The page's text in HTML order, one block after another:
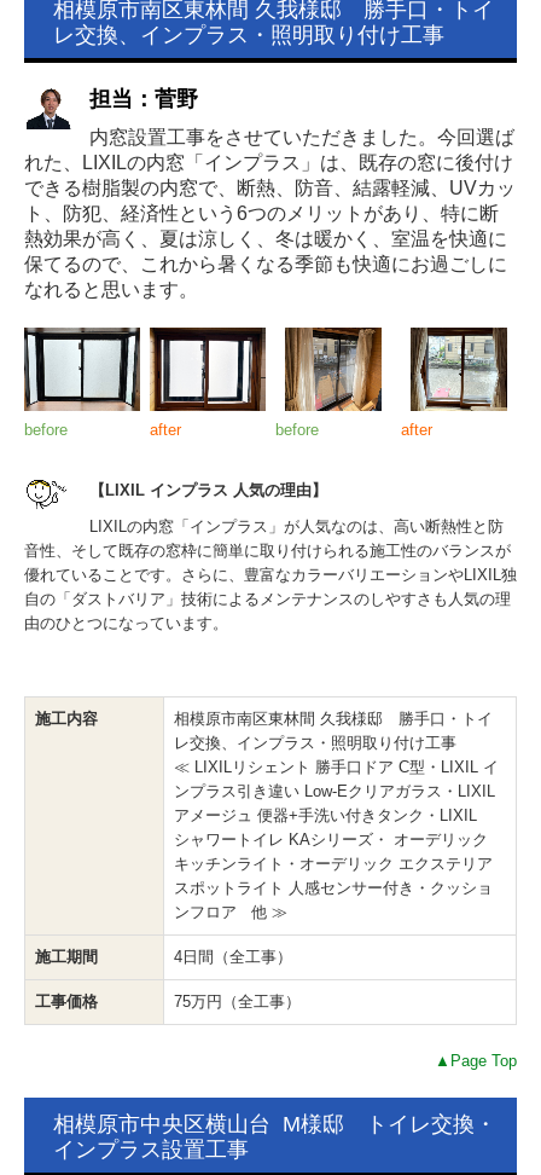
相模原市南区東林間 久我様邸 勝手口・トイ
レ交換、インプラス・照明取り付け工事
担当：菅野
内窓設置工事をさせていただきました。今回選ば
れた、LIXILの内窓「インプラス」は、既存の窓に後付け
できる樹脂製の内窓で、断熱、防音、結露軽減、UVカッ
ト、防犯、経済性という6つのメリットがあり、特に断
熱効果が高く、夏は涼しく、冬は暖かく、室温を快適に
保てるので、これから暑くなる季節も快適にお過ごしに
なれると思います。
before after before after
【LIXIL インプラス 人気の理由】
LIXILの内窓「インプラス」が人気なのは、高い断熱性と防
音性、そして既存の窓枠に簡単に取り付けられる施工性のバランスが
優れていることです。さらに、豊富なカラーバリエーションやLIXIL独
自の「ダストバリア」技術によるメンテナンスのしやすさも人気の理
由のひとつになっています。
施工内容
相模原市南区東林間 久我様邸 勝手口・トイ
レ交換、インプラス・照明取り付け工事
≪ LIXILリシェント 勝手口ドア C型・LIXIL イ
ンプラス引き違い Low-Eクリアガラス・LIXIL
アメージュ 便器+手洗い付きタンク・LIXIL
シャワートイレ KAシリーズ・ オーデリック
キッチンライト・オーデリック エクステリア
スポットライト 人感センサー付き・クッショ
ンフロア 他 ≫
施工期間 4日間（全工事）
工事価格 75万円（全工事）
▲Page Top
相模原市中央区横山台 M様邸 トイレ交換・
インプラス設置工事